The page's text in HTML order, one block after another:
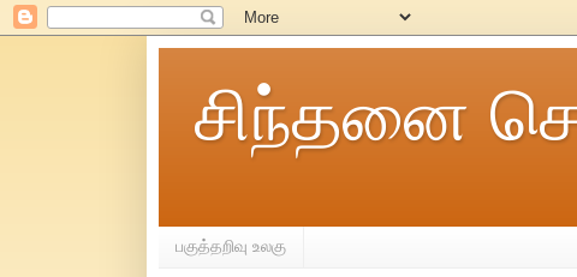
சிந்தனை
பகுத்தறிவு உலகு